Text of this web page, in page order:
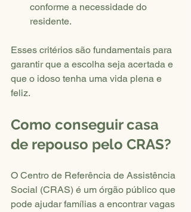
conforme a necessidade do
residente.
Esses critérios são fundamentais para
garantir que a escolha seja acertada e
que o idoso tenha uma vida plena e
feliz.
Como conseguir casa
de repouso pelo CRAS?
O Centro de Referência de Assistência
Social (CRAS) é um órgão público que
pode ajudar famílias a encontrar vagas